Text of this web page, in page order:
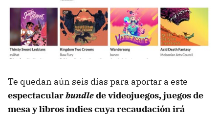
Te quedan aún seis días para aportar a este
espectacularbundlede videojuegos, juegos de
mesa y libros indies cuya recaudación irá